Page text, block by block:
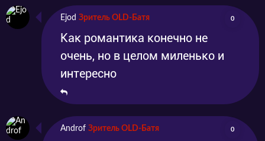
Ejod Зритель OLD-Батя 0
Как романтика конечно не
очень, но в целом миленько и
интересно
Androf Зритель OLD-Батя 0